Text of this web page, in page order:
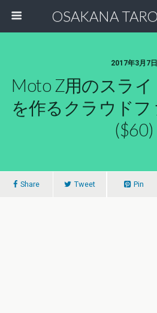
OSAKANA
2017年3月7日
Moto Z用のスラ
を作るクラウド
($60)
Share Tweet Pin